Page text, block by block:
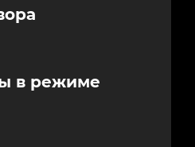
в режиме